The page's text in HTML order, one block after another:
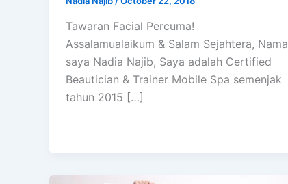
Tawaran Facial Percuma!
Assalamualaikum & Salam Sejahtera, Nama
saya Nadia Najib, Saya adalah Certified
Beautician & Trainer Mobile Spa semenjak
tahun 2015 […]